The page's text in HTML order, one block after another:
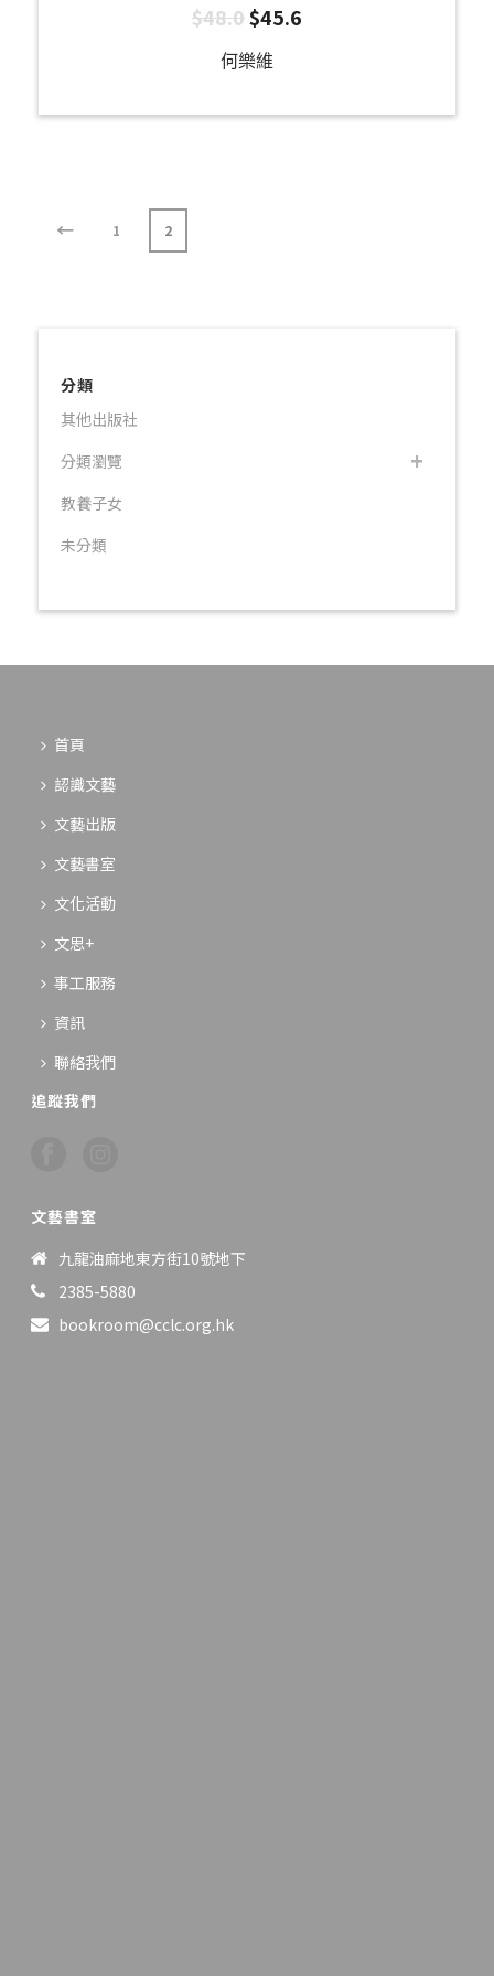
$48.0$45.6
何樂維
← 1 2
分類
其他出版社
分類瀏覽
教養子女
未分類
首頁
認識文藝
文藝出版
文藝書室
文化活動
文思+
事工服務
資訊
聯絡我們
追蹤我們
文藝書室
九龍油麻地東方街10號地下
2385-5880
bookroom@cclc.org.hk